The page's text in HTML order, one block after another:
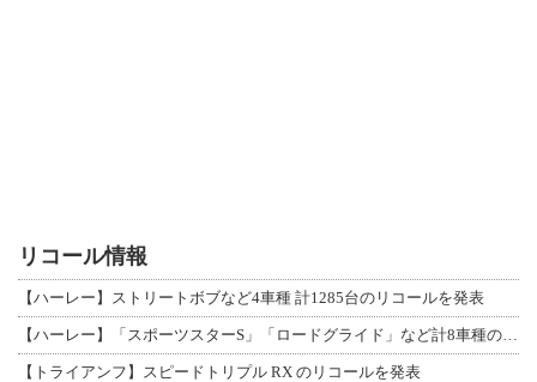
リコール情報
【ハーレー】ストリートボブなど4車種 計1285台のリコールを発表
【トライアンフ】スピードトリプル RX のリコールを発表